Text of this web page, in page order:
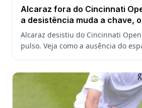
Alcaraz fora do Cincinnati
a desistência muda a chave,
defesa do US Open
Alcaraz desistiu do Cincinnati
pulso. Veja como a ausência do